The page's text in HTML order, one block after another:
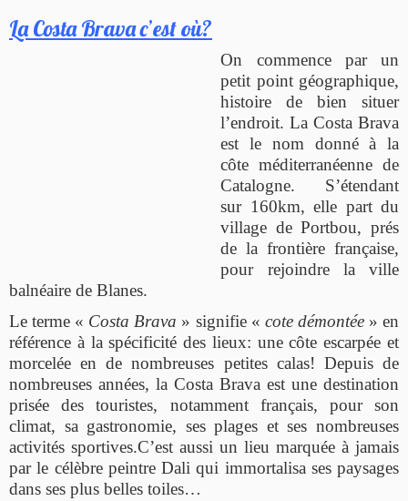
La Costa Brava c’est où?
On commence par un
petit point géographique,
histoire de bien situer
l’endroit. La Costa Brava
est le nom donné à la
côte méditerranéenne de
Catalogne. S’étendant
sur 160km, elle part du
village de Portbou, prés
de la frontière française,
pour rejoindre la ville
balnéaire de Blanes.
Le terme « Costa Brava » signifie « cote démontée» en
référence à la spécificité des lieux: une côte escarpée et
morcelée en de nombreuses petites calas! Depuis de
nombreuses années, la Costa Brava est une destination
prisée des touristes, notamment français, pour son
climat, sa gastronomie, ses plages et ses nombreuses
activités sportives.C’est aussi un lieu marquée à jamais
par le célèbre peintre Dali qui immortalisa ses paysages
dans ses plus belles toiles…